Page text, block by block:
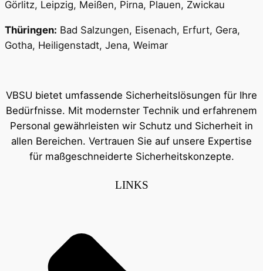
Görlitz, Leipzig, Meißen, Pirna, Plauen, Zwickau
Thüringen: Bad Salzungen, Eisenach, Erfurt, Gera,
Gotha, Heiligenstadt, Jena, Weimar
VBSU bietet umfassende Sicherheitslösungen für Ihre
Bedürfnisse. Mit modernster Technik und erfahrenem
Personal gewährleisten wir Schutz und Sicherheit in
allen Bereichen. Vertrauen Sie auf unsere Expertise
für maßgeschneiderte Sicherheitskonzepte.
LINKS